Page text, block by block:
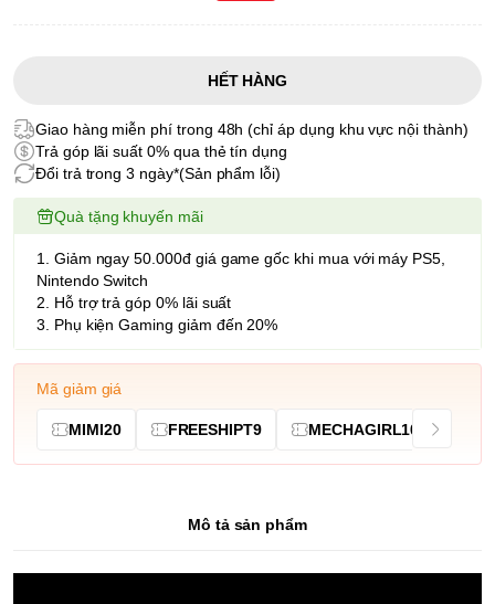
HẾT HÀNG
Giao hàng miễn phí trong 48h (chỉ áp dụng khu vực nội thành)
Trả góp lãi suất 0% qua thẻ tín dụng
Đổi trả trong 3 ngày*(Sản phẩm lỗi)
Quà tặng khuyến mãi
1. Giảm ngay 50.000đ giá game gốc khi mua với máy PS5,
Nintendo Switch
2. Hỗ trợ trả góp 0% lãi suất
3. Phụ kiện Gaming giảm đến 20%
Mã giảm giá
MIMI20 FREESHIPT9 MECHAGIRL10
Mô tả sản phẩm